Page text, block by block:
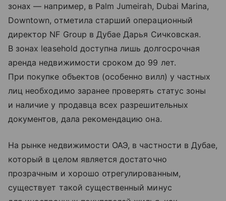
зонах — например, в Palm Jumeirah, Dubai Marina,
Downtown, отметила старший операционный
директор NF Group в Дубае Дарья Сичковская.
В зонах leasehold доступна лишь долгосрочная
аренда недвижимости сроком до 99 лет.
При покупке объектов (особенно вилл) у частных
лиц необходимо заранее проверять статус зоны
и наличие у продавца всех разрешительных
документов, дала рекомендацию она.
На рынке недвижимости ОАЭ, в частности в Дубае,
который в целом является достаточно
прозрачным и хорошо отрегулированным,
существует такой существенный минус